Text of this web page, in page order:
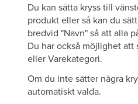
Du kan sätta kryss till
produkt eller så kan du
bredvid "Navn" så att alla
Du har också möjlighet att
eller Varekategori.
Om du inte sätter några
automatiskt valda.